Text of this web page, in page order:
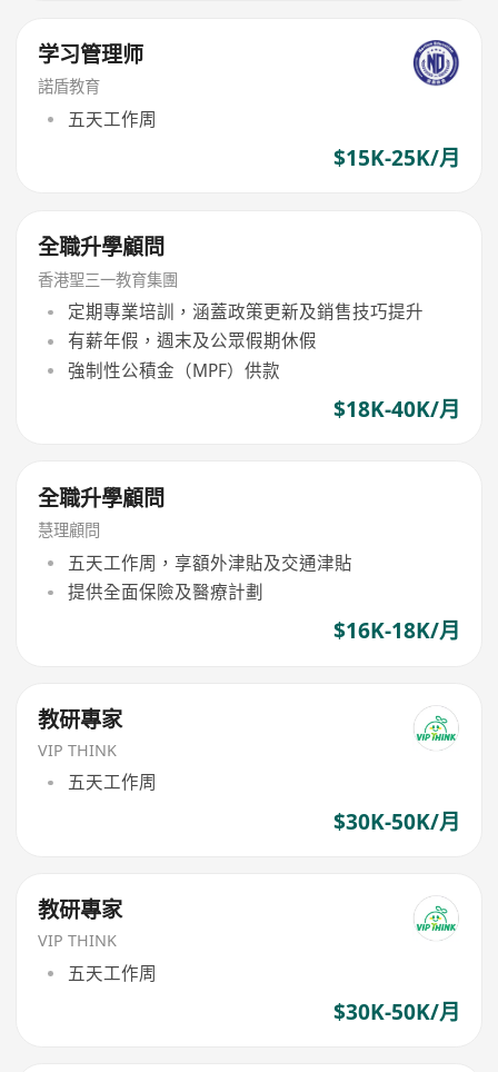
学习管理师
諾盾教育
五天工作周
$15K-25K/月
全職升學顧問
香港聖三一教育集團
定期專業培訓，涵蓋政策更新及銷售技巧提升
有薪年假，週末及公眾假期休假
強制性公積金（MPF）供款
$18K-40K/月
全職升學顧問
慧理顧問
五天工作周，享額外津貼及交通津貼
提供全面保險及醫療計劃
$16K-18K/月
教研專家
VIP THINK
五天工作周
$30K-50K/月
教研專家
VIP THINK
五天工作周
$30K-50K/月